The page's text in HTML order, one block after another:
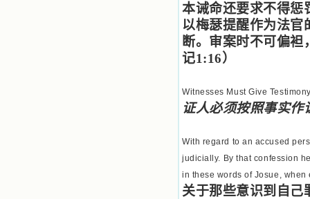
本诫命还要求不得惩
以梅瑟提醒作为法
断。审案时不可偏
记1:16）
Witnesses Must Give
证人必须按照事实作
With regard to an accused
judicially. By that confession
in these words of Josue,
关于那些意识到自己